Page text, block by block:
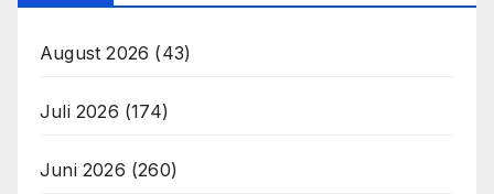
August 2026 (43)
Juli 2026 (174)
Juni 2026 (260)